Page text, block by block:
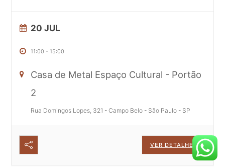
20 JUL
11:00 -15:00
Casa de Metal Espaço Cultural - Portão
2
Rua Domingos Lopes, 321 - Campo Belo - São Paulo - SP
VER DETALHES